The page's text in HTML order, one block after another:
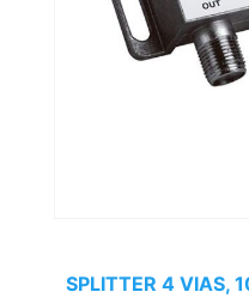
SPLITTER 4 VIAS,